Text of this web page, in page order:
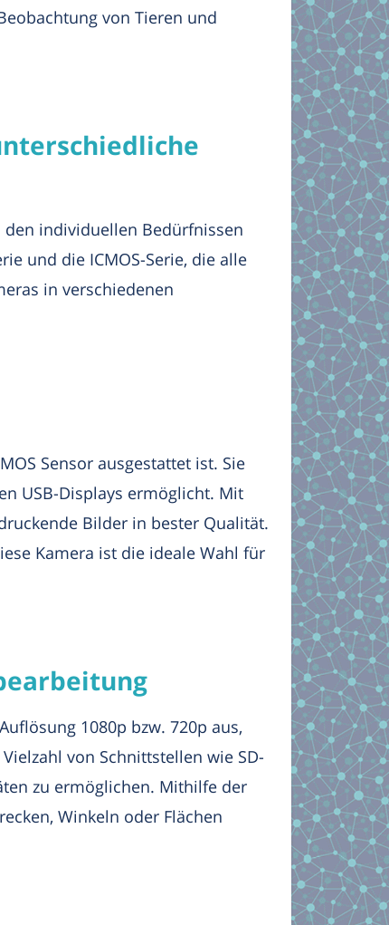
von Tieren und
individuellen Bedürfnissen
und die ICMOS-Serie, die alle
in verschiedenen
Sensor ausgestattet ist. Sie
USB-Displays ermöglicht. Mit
Bilder in bester Qualität.
Kamera ist die ideale Wahl für
1080p bzw. 720p aus,
von Schnittstellen wie SD-
zu ermöglichen. Mithilfe der
Winkeln oder Flächen